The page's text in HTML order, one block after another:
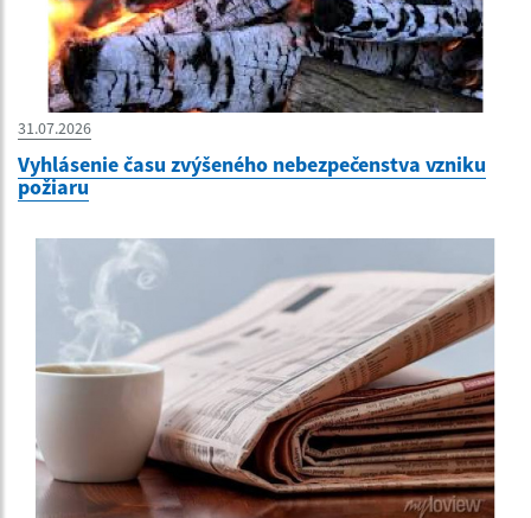
31.07.2026
Vyhlásenie času zvýšeného nebezpečenstva vzniku
požiaru